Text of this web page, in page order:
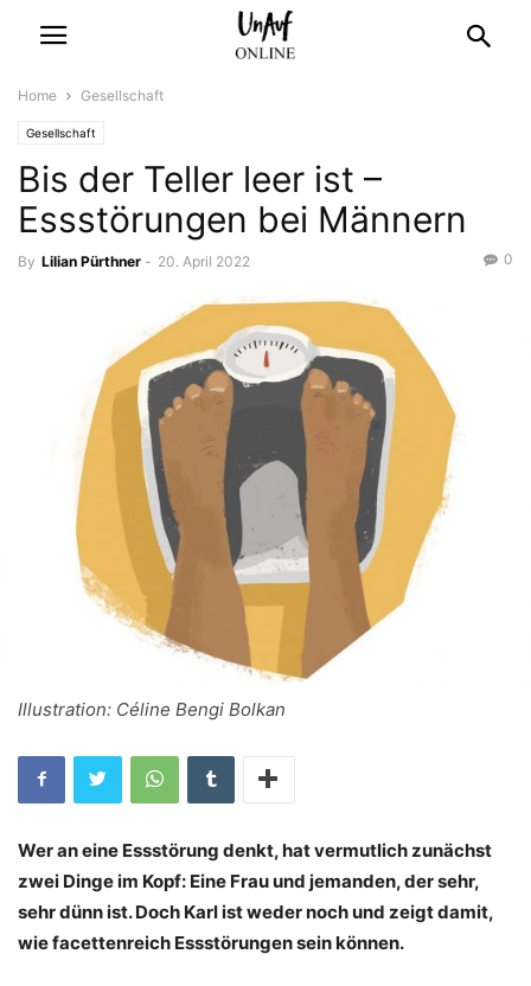
Home Gesellschaft
Gesellschaft
Bis der Teller leer ist –
Essstörungen bei Männern
By Lilian Pürthner - 20. April 2022 0
Illustration: Céline Bengi Bolkan
Wer an eine Essstörung denkt, hat vermutlich zunächst
zwei Dinge im Kopf: Eine Frau und jemanden, der sehr,
sehr dünn ist. Doch Karl ist weder noch und zeigt damit,
wie facettenreich Essstörungen sein können.